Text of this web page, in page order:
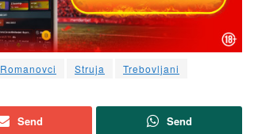
Romanovci Struja Trebovljani
Send Send